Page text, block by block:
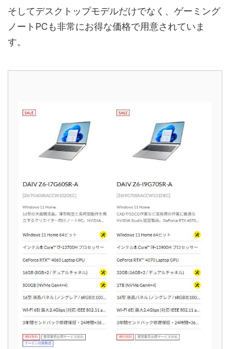
そしてデスクトップモデルだけでなく、ゲーミング
ノートPCも非常にお得な価格で用意されていま
す。